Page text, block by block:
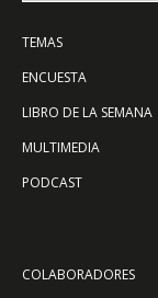
TEMAS
ENCUESTA
LIBRO DE LA SEMANA
MULTIMEDIA
PODCAST
COLABORADORES